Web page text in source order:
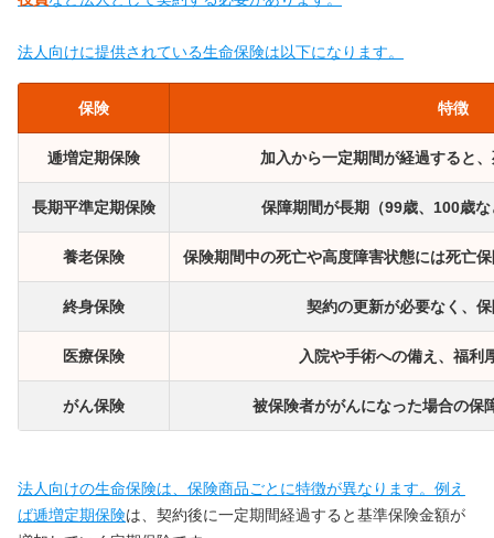
法人向けに提供されている生命保険は以下になります。
保険 特徴
逓増定期保険 加入から一定期間が経過すると
長期平準定期保険 保障期間が長期（99歳、100歳
養老保険 保険期間中の死亡や高度障害状態には死亡
終身保険 契約の更新が必要なく、
医療保険 入院や手術への備え、福利
がん保険 被保険者ががんになった場合の保
法人向けの生命保険は、保険商品ごとに特徴が異なります。例え
ば逓増定期保険は、契約後に一定期間経過すると基準保険金額が